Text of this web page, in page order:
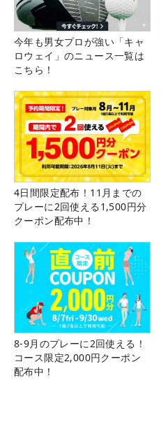
今年も男女プロが強い「キャ
ロウェイ」のニュース一覧は
こちら！
4日間限定配布！11月までの
プレーに2回使える1,500円分
クーポン配布中！
8-9月のプレーに2回使える！
コース限定2,000円クーポン
配布中！